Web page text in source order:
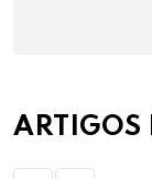
ARTIGOS